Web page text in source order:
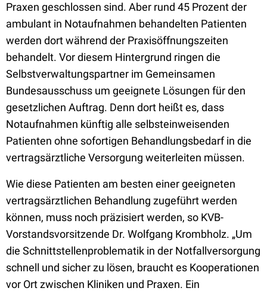
Praxen geschlossen sind. Aber rund 45 Prozent der
ambulant in Notaufnahmen behandelten Patienten
werden dort während der Praxisöffnungszeiten
behandelt. Vor diesem Hintergrund ringen die
Selbstverwaltungspartner im Gemeinsamen
Bundesausschuss um geeignete Lösungen für den
gesetzlichen Auftrag. Denn dort heißt es, dass
Notaufnahmen künftig alle selbsteinweisenden
Patienten ohne sofortigen Behandlungsbedarf in die
vertragsärztliche Versorgung weiterleiten müssen.
Wie diese Patienten am besten einer geeigneten
vertragsärztlichen Behandlung zugeführt werden
können, muss noch präzisiert werden, so KVB-
Vorstandsvorsitzende Dr. Wolfgang Krombholz. „Um
die Schnittstellenproblematik in der Notfallversorgung
schnell und sicher zu lösen, braucht es Kooperationen
vor Ort zwischen Kliniken und Praxen. Ein